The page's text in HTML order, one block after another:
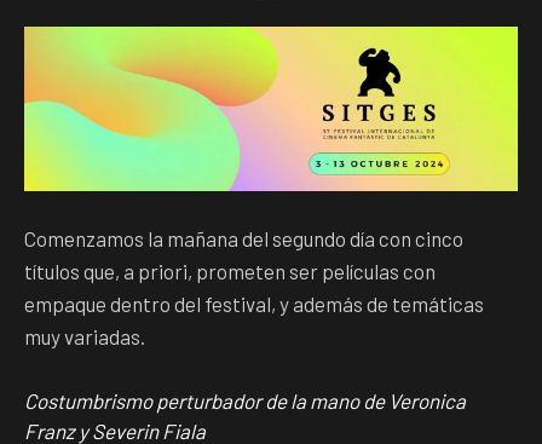
Comenzamos la mañana del segundo día con cinco
títulos que, a priori, prometen ser películas con
empaque dentro del festival, y además de temáticas
muy variadas.
Costumbrismo perturbador de la mano de Veronica
Franz y Severin Fiala